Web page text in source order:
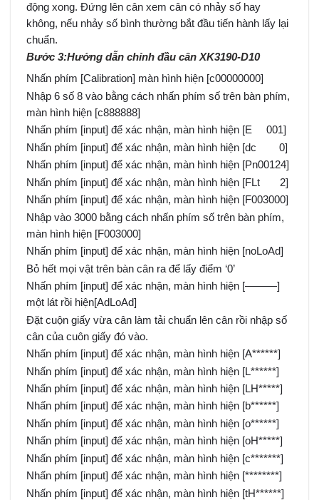
động xong. Đứng lên cân xem cân có nhảy số hay
không, nếu nhảy số bình thường bắt đầu tiến hành lấy lại
chuẩn.
Bước 3:Hướng dẫn chỉnh đầu cân XK3190-D10
Nhấn phím [Calibration] màn hình hiện [c00000000]
Nhập 6 số 8 vào bằng cách nhấn phím số trên bàn phím,
màn hình hiện [c888888]
Nhấn phím [input] để xác nhận, màn hình hiện [E 001]
Nhấn phím [input] để xác nhận, màn hình hiện [dc 0]
Nhấn phím [input] để xác nhận, màn hình hiện [Pn00124]
Nhấn phím [input] để xác nhận, màn hình hiện [FLt 2]
Nhấn phím [input] để xác nhận, màn hình hiện [F003000]
Nhập vào 3000 bằng cách nhấn phím số trên bàn phím,
màn hình hiện [F003000]
Nhấn phím [input] để xác nhận, màn hình hiện [noLoAd]
Bỏ hết mọi vật trên bàn cân ra để lấy điểm ‘0’
Nhấn phím [input] để xác nhận, màn hình hiện [———]
một lát rồi hiện[AdLoAd]
Đặt cuộn giấy vừa cân làm tải chuẩn lên cân rồi nhập số
cân của cuôn giấy đó vào.
Nhấn phím [input] để xác nhận, màn hình hiện [A******]
Nhấn phím [input] để xác nhận, màn hình hiện [L******]
Nhấn phím [input] để xác nhận, màn hình hiện [LH*****]
Nhấn phím [input] để xác nhận, màn hình hiện [b******]
Nhấn phím [input] để xác nhận, màn hình hiện [o******]
Nhấn phím [input] để xác nhận, màn hình hiện [oH*****]
Nhấn phím [input] để xác nhận, màn hình hiện [c*******]
Nhấn phím [input] để xác nhận, màn hình hiện [********]
Nhấn phím [input] để xác nhận, màn hình hiện [tH******]